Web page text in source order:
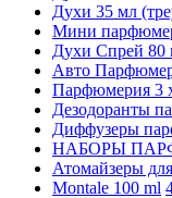
Духи 35 мл
Мини
Духи Спрей 80
Авто
Парфюмерия 3
Дезодоранты
Диффузеры
НАБОРЫ
Атомайзеры
Montale 100 ml